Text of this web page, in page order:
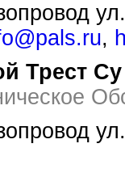
,
Трест